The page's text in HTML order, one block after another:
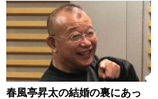
春風亭昇太の結婚の裏にあっ